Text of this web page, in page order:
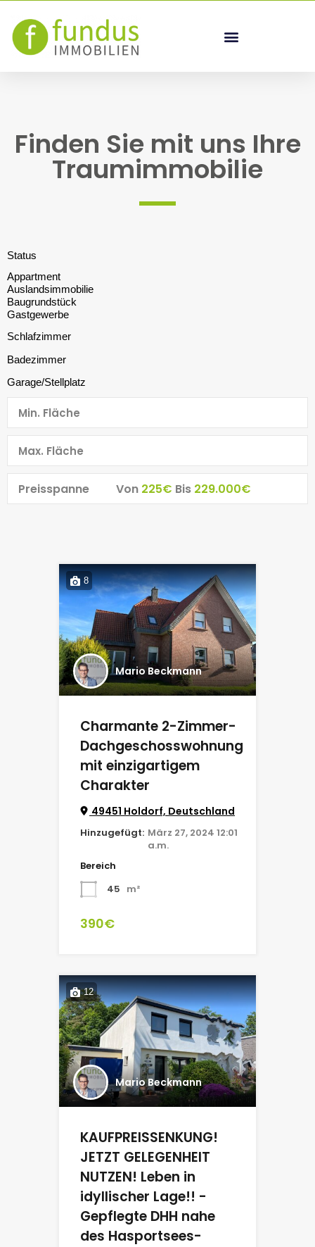
Finden Sie mit uns Ihre
Traumimmobilie
Preisspanne Von 225€ Bis 229.000€
8
Mario Beckmann
Charmante 2-Zimmer-
Dachgeschosswohnung
mit einzigartigem
Charakter
49451 Holdorf, Deutschland
Hinzugefügt: März 27, 2024 12:01
a.m.
Bereich
45 m²
390€
12
Mario Beckmann
KAUFPREISSENKUNG!
JETZT GELEGENHEIT
NUTZEN! Leben in
idyllischer Lage!! -
Gepflegte DHH nahe
des Hasportsees-